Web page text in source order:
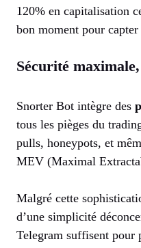
120% en capitalisation
bon moment pour
Sécurité
Snorter Bot intègre des
tous les pièges du
pulls, honeypots, et
MEV (Maximal
Malgré cette
d’une simplicité
Telegram suffisent pour